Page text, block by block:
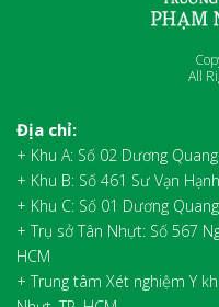
All
Địa chỉ:
+ Khu A: Số 02 Dương
+ Khu B: Số 461 Sư Vạn
+ Khu C: Số 01 Dương
+ Trụ sở Tân Nhựt: Số 567
HCM
+ Trung tâm Xét nghiệm Y